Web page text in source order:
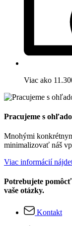
Viac ako
Pracujeme s
Mnohými
minimalizovať náš
Viac informácií
Potrebujete
vaše otázky.
Kontakt